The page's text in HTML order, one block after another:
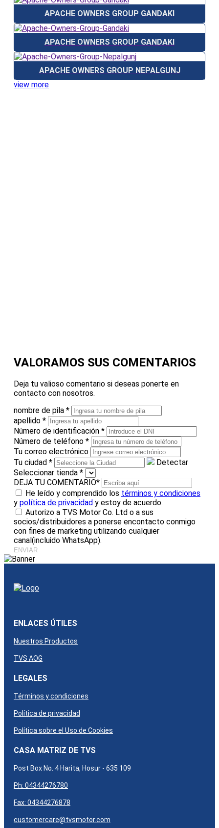
APACHE OWNERS GROUP GANDAKI
APACHE OWNERS GROUP GANDAKI
APACHE OWNERS GROUP NEPALGUNJ
view more
VALORAMOS SUS COMENTARIOS
Deja tu valioso comentario si deseas ponerte en
contacto con nosotros.
nombre de pila *
apellido *
Número de identificación *
Número de teléfono *
Tu correo electrónico
Tu ciudad *
Detectar
Seleccionar tienda *
DEJA TU COMENTARIO*
He leído y comprendido los términos y condiciones
y política de privacidad y estoy de acuerdo.
Autorizo a TVS Motor Co. Ltd o a sus
socios/distribuidores a ponerse encontacto conmigo
con fines de marketing utilizando cualquier
canal(incluido WhatsApp).
ENVIAR
ENLACES ÚTILES
Nuestros Productos
TVS AOG
LEGALES
Términos y condiciones
Política de privacidad
Política sobre el Uso de Cookies
CASA MATRIZ DE TVS
Post Box No. 4 Harita, Hosur - 635 109
Ph: 04344276780
Fax: 04344276878
customercare@tvsmotor.com